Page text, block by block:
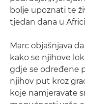
bolje upoznati te
tjedan dana u
Marc objašnjava
kako se njihove
gdje se određene
njihov put kroz
koje namjeravate